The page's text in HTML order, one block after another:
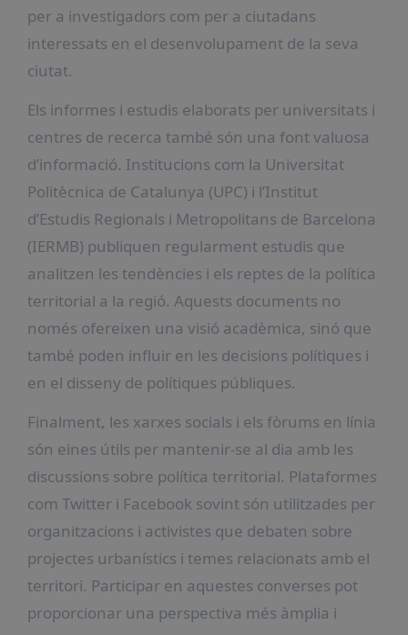
per a investigadors com per a ciutadans
interessats en el desenvolupament de la seva
ciutat.
Els informes i estudis elaborats per universitats i
centres de recerca també són una font valuosa
d’informació. Institucions com la Universitat
Politècnica de Catalunya (UPC) i l’Institut
d’Estudis Regionals i Metropolitans de Barcelona
(IERMB) publiquen regularment estudis que
analitzen les tendències i els reptes de la política
territorial a la regió. Aquests documents no
només ofereixen una visió acadèmica, sinó que
també poden influir en les decisions polítiques i
en el disseny de polítiques públiques.
Finalment, les xarxes socials i els fòrums en línia
són eines útils per mantenir-se al dia amb les
discussions sobre política territorial. Plataformes
com Twitter i Facebook sovint són utilitzades per
organitzacions i activistes que debaten sobre
projectes urbanístics i temes relacionats amb el
territori. Participar en aquestes converses pot
proporcionar una perspectiva més àmplia i